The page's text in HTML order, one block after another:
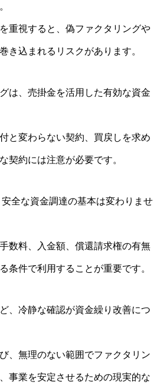
重視すると、偽ファクタリングや
き込まれるリスクがあります。
は、売掛金を活用した有効な資金
と変わらない契約、買戻しを求め
契約には注意が必要です。
全な資金調達の基本は変わりませ
数料、入金額、償還請求権の有無
条件で利用することが重要です。
、冷静な確認が資金繰り改善につ
、無理のない範囲でファクタリン
事業を安定させるための現実的な